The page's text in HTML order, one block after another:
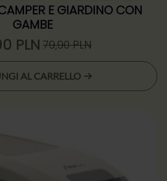
E GIARDINO CON
GAMBE
79,90PLN
Il
prezzo
originale
PLN
Il
prezzo
attuale
AL CARRELLO